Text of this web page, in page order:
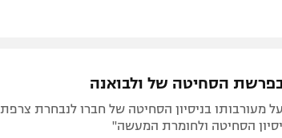
הסחיטה של ולבואנה
מעורבותו בניסיון הסחיטה של חברו לנבחרת צרפת
הסחיטה ולחומרת המעשה"